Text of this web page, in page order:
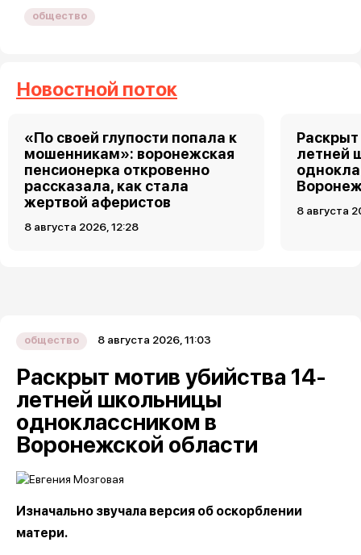
общество
Новостной поток
«По своей глупости попала к
мошенникам»: воронежская
пенсионерка откровенно
рассказала, как стала
жертвой аферистов
8 августа 2026, 12:28
летней
8 августа
общество 8 августа 2026, 11:03
Раскрыт мотив убийства 14-
летней школьницы
одноклассником в
Воронежской области
Изначально звучала версия об оскорблении
матери.